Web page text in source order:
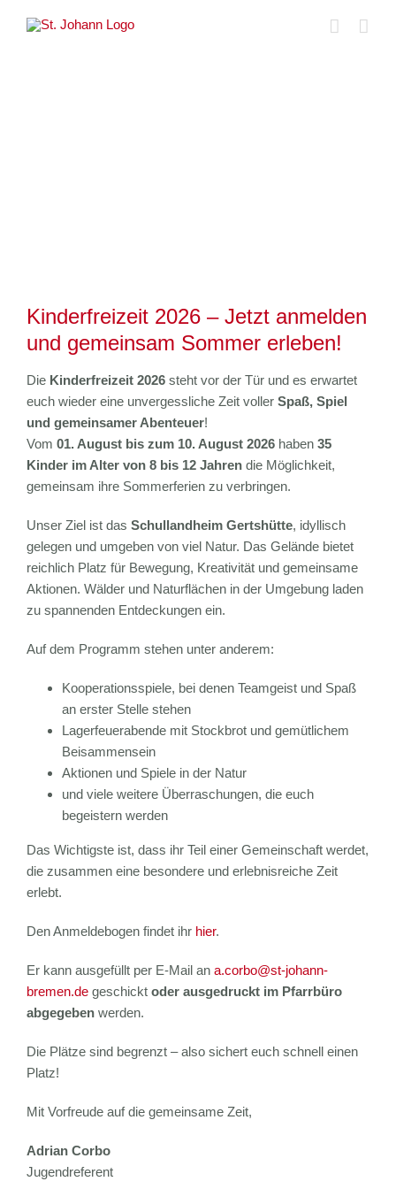
Kinderfreizeit 2026 – Jetzt anmelden
und gemeinsam Sommer erleben!
Die Kinderfreizeit 2026 steht vor der Tür und es erwartet
euch wieder eine unvergessliche Zeit voller Spaß, Spiel
und gemeinsamer Abenteuer!
Vom 01. August bis zum 10. August 2026 haben 35
Kinder im Alter von 8 bis 12 Jahren die Möglichkeit,
gemeinsam ihre Sommerferien zu verbringen.
Unser Ziel ist das Schullandheim Gertshütte, idyllisch
gelegen und umgeben von viel Natur. Das Gelände bietet
reichlich Platz für Bewegung, Kreativität und gemeinsame
Aktionen. Wälder und Naturflächen in der Umgebung laden
zu spannenden Entdeckungen ein.
Auf dem Programm stehen unter anderem:
Kooperationsspiele, bei denen Teamgeist und Spaß
an erster Stelle stehen
Lagerfeuerabende mit Stockbrot und gemütlichem
Beisammensein
Aktionen und Spiele in der Natur
und viele weitere Überraschungen, die euch
begeistern werden
Das Wichtigste ist, dass ihr Teil einer Gemeinschaft werdet,
die zusammen eine besondere und erlebnisreiche Zeit
erlebt.
Den Anmeldebogen findet ihr hier.
Er kann ausgefüllt per E-Mail an a.corbo@st-johann-
bremen.de geschickt oder ausgedruckt im Pfarrbüro
abgegeben werden.
Die Plätze sind begrenzt – also sichert euch schnell einen
Platz!
Mit Vorfreude auf die gemeinsame Zeit,
Adrian Corbo
Jugendreferent